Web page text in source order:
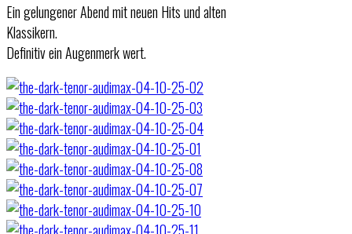
Ein gelungener Abend mit neuen Hits und alten
Klassikern.
Definitiv ein Augenmerk wert.